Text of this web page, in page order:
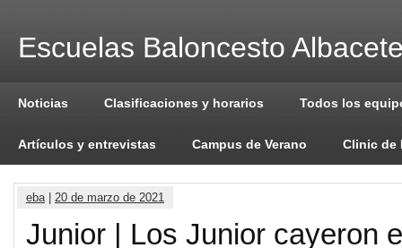
Escuelas Baloncesto
Noticias Clasificaciones y horarios Todos los
Artículos y entrevistas Campus de Verano Clinic de
eba| 20 de marzo de 2021
Junior | Los Junior cayeron